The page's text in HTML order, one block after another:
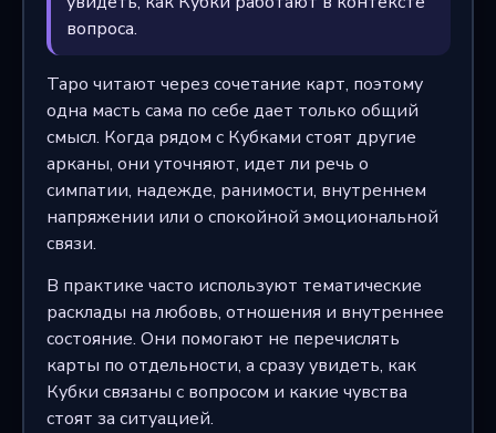
вопроса.
Таро читают через сочетание карт, поэтому
одна масть сама по себе дает только общий
смысл. Когда рядом с Кубками стоят другие
арканы, они уточняют, идет ли речь о
симпатии, надежде, ранимости, внутреннем
напряжении или о спокойной эмоциональной
связи.
В практике часто используют тематические
расклады на любовь, отношения и внутреннее
состояние. Они помогают не перечислять
карты по отдельности, а сразу увидеть, как
Кубки связаны с вопросом и какие чувства
стоят за ситуацией.